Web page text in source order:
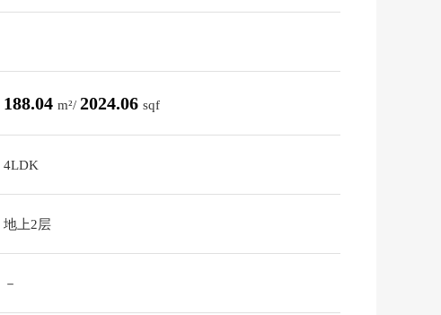
188.04 m²/ 2024.06 sqf
4LDK
地上2层
－